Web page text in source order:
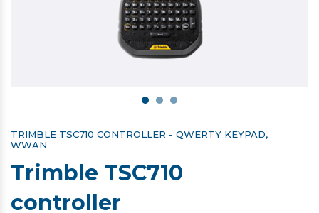
TRIMBLE TSC710 CONTROLLER - QWERTY KEYPAD,
WWAN
Trimble TSC710
controller